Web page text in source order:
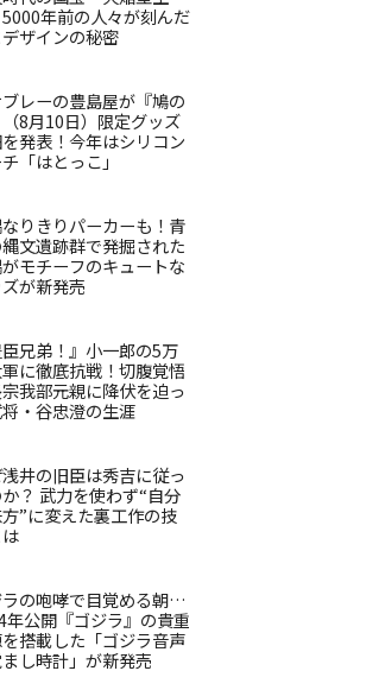
年前の人々が刻んだ
ザインの秘密
レーの豊島屋が『鳩の
8月10日）限定グッズ
発表！今年はシリコン
「はとっこ」
りきりパーカーも！青
文遺跡群で発掘された
モチーフのキュートな
が新発売
臣兄弟！』小一郎の5万
に徹底抗戦！切腹覚悟
我部元親に降伏を迫っ
・谷忠澄の生涯
井の旧臣は秀吉に従っ
？ 武力を使わず“自分
”に変えた裏工作の技
の咆哮で目覚める朝…
年公開『ゴジラ』の貴重
搭載した「ゴジラ音声
し時計」が新発売